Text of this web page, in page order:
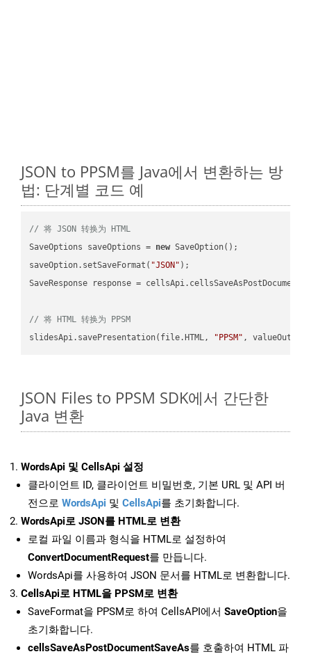
JSON to PPSM를 Java에서 변환하는 방
법: 단계별 코드 예
// 将 JSON 转换为 HTML
SaveOptions saveOptions = new SaveOption();
saveOption.setSaveFormat( "JSON" );
SaveResponse response =
// 将 HTML 转换为 PPSM
slidesApi.savePresentation(file.HTML,
"PPSM"
JSON Files to PPSM SDK에서 간단한
Java 변환
WordsApi 및 CellsApi 설정
클라이언트 ID, 클라이언트 비밀번호, 기본 URL 및 API 버
전으로 WordsApi 및 CellsApi를 초기화합니다.
WordsApi로 JSON를 HTML로 변환
로컬 파일 이름과 형식을 HTML로 설정하여
ConvertDocumentRequest를 만듭니다.
WordsApi를 사용하여 JSON 문서를 HTML로 변환합니다.
CellsApi로 HTML을 PPSM로 변환
SaveFormat을 PPSM로 하여 CellsAPI에서 SaveOption을
초기화합니다.
cellsSaveAsPostDocumentSaveAs를 호출하여 HTML 파